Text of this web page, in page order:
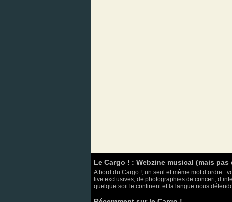
Le Cargo ! : Webzine musical (mais pas
A bord du Cargo !, un seul et même mot d’ordre
live exclusives, de photographies de concert,
quelque soit le continent et la langue nous